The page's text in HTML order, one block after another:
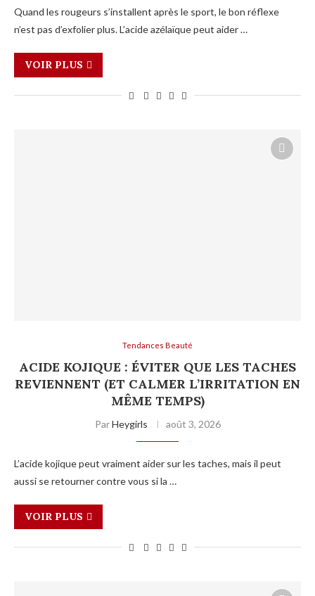
Quand les rougeurs s’installent après le sport, le bon réflexe
n’est pas d’exfolier plus. L’acide azélaïque peut aider …
VOIR PLUS
Tendances Beauté
ACIDE KOJIQUE : ÉVITER QUE LES TACHES
REVIENNENT (ET CALMER L’IRRITATION EN
MÊME TEMPS)
ParHeygirls août 3, 2026
L’acide kojique peut vraiment aider sur les taches, mais il peut
aussi se retourner contre vous si la …
VOIR PLUS